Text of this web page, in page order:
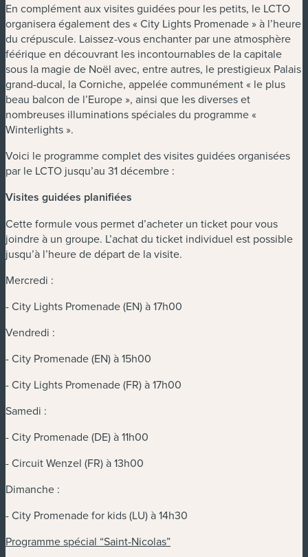
En complément aux visites guidées pour les petits, le LCTO
organisera également des « City Lights Promenade » à l’heure
du crépuscule. Laissez-vous enchanter par une atmosphère
féérique en découvrant les incontournables de la capitale
sous la magie de Noël avec, entre autres, le prestigieux Palais
grand-ducal, la Corniche, appelée communément « le plus
beau balcon de l’Europe », ainsi que les diverses et
nombreuses illuminations spéciales du programme «
Winterlights ».
Voici le programme complet des visites guidées organisées
par le LCTO jusqu’au 31 décembre :
Visites guidées planifiées
Cette formule vous permet d’acheter un ticket pour vous
joindre à un groupe. L’achat du ticket individuel est possible
jusqu’à l’heure de départ de la visite.
Mercredi :
- City Lights Promenade (EN) à 17h00
Vendredi :
- City Promenade (EN) à 15h00
- City Lights Promenade (FR) à 17h00
Samedi :
- City Promenade (DE) à 11h00
- Circuit Wenzel (FR) à 13h00
Dimanche :
- City Promenade for kids (LU) à 14h30
Programme spécial “Saint-Nicolas”